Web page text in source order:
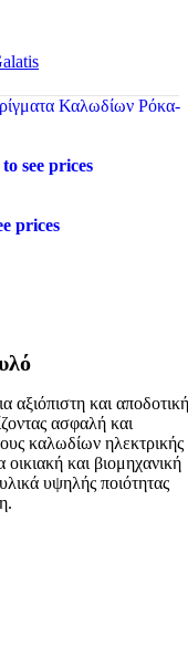
Καλωδίων Ρόκα-
see prices
prices
και αποδοτική
ασφαλή και
καλωδίων ηλεκτρικής
οικιακή και βιομηχανική
υψηλής ποιότητας